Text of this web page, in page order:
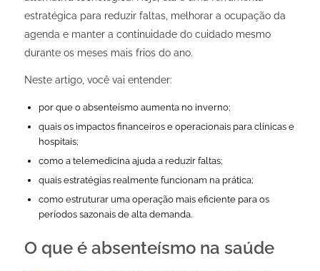
estratégica para reduzir faltas, melhorar a ocupação da
agenda e manter a continuidade do cuidado mesmo
durante os meses mais frios do ano.
Neste artigo, você vai entender:
por que o absenteísmo aumenta no inverno;
quais os impactos financeiros e operacionais para clínicas e
hospitais;
como a telemedicina ajuda a reduzir faltas;
quais estratégias realmente funcionam na prática;
como estruturar uma operação mais eficiente para os
períodos sazonais de alta demanda.
O que é absenteísmo na saúde